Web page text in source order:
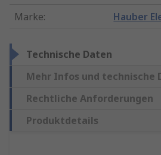
Marke: Hauber
Technische Daten
Mehr Infos und technische
Rechtliche Anforderungen
Produktdetails